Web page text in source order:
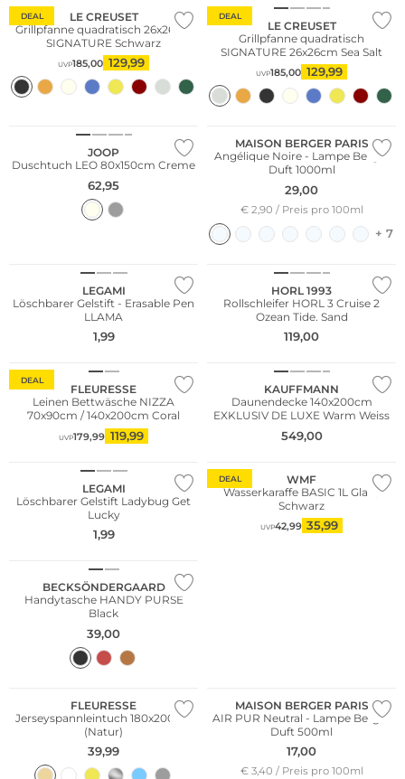
DEAL
LE CREUSET
Grillpfanne quadratisch 26x26cm
SIGNATURE Schwarz
UVP185,00 129,99
DEAL
LE CREUSET
Grillpfanne quadratisch
SIGNATURE 26x26cm Sea Salt
UVP185,00 129,99
JOOP
Duschtuch LEO 80x150cm Creme
62,95
MAISON BERGER PARIS
Angélique Noire - Lampe Berger
Duft 1000ml
29,00
€ 2,90 / Preis pro 100ml
+ 7
LEGAMI
Löschbarer Gelstift - Erasable Pen
LLAMA
1,99
HORL 1993
Rollschleifer HORL 3 Cruise 2
Ozean Tide. Sand
119,00
DEAL
FLEURESSE
Leinen Bettwäsche NIZZA
70x90cm / 140x200cm Coral
UVP179,99 119,99
KAUFFMANN
Daunendecke 140x200cm
EXKLUSIV DE LUXE Warm Weiss
549,00
LEGAMI
Löschbarer Gelstift Ladybug Get
Lucky
1,99
DEAL
WMF
Wasserkaraffe BASIC 1L Glas /
Schwarz
UVP42,99 35,99
BECKSÖNDERGAARD
Handytasche HANDY PURSE
Black
39,00
WE ♡ AUSTRIA
FLEURESSE
Jerseyspannleintuch 180x200cm
(Natur)
39,99
MAISON BERGER PARIS
AIR PUR Neutral - Lampe Berger
Duft 500ml
17,00
€ 3,40 / Preis pro 100ml